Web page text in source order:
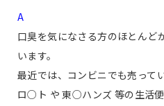
A
口臭を気になさる方のほとんど
います。
最近では、コンビニでも売って
ロ○ト や 東○ハンズ 等の生活